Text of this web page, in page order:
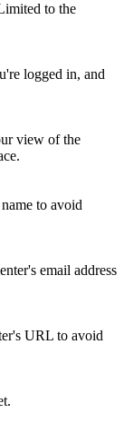
to the
logged in, and
view of the
to avoid
email address
URL to avoid